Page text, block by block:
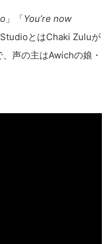
」「You’re now
とはChaki Zuluが
声の主はAwichの娘・